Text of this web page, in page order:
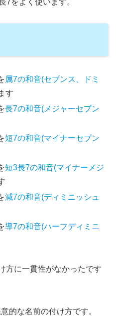
7をよく使います。
属7の和音(セブンス、ドミ
す
長7の和音(メジャーセブン
短7の和音(マイナーセブン
短3長7の和音(マイナーメジ
減7の和音(ディミニッシュ
導7の和音(ハーフディミニ
方に一貫性がなかったです
的な名前の付け方です。